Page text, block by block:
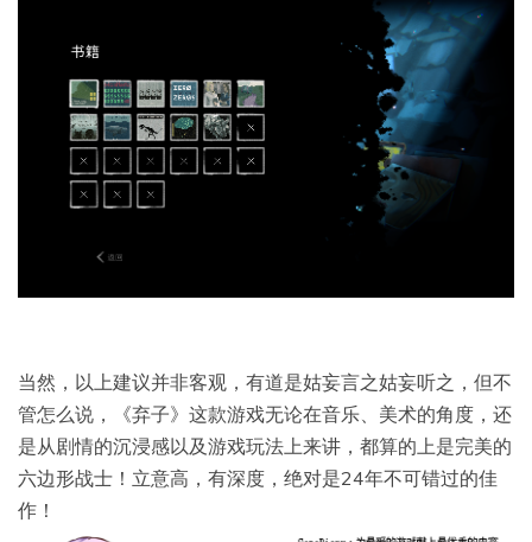
当然，以上建议并非客观，有道是姑妄言之姑妄听之，但不
管怎么说，《弃子》这款游戏无论在音乐、美术的角度，还
是从剧情的沉浸感以及游戏玩法上来讲，都算的上是完美的
六边形战士！立意高，有深度，绝对是24年不可错过的佳
作！